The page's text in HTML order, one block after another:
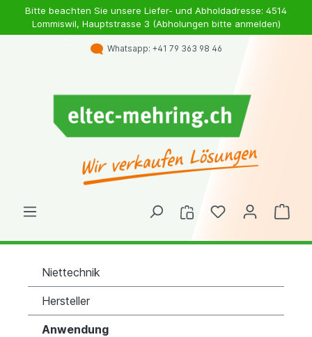
Bitte beachten Sie unsere Liefer- und Abholdadresse: 4514
Lommiswil, Hauptstrasse 3 (Abholungen bitte anmelden)
Whatsapp: +41 79 363 98 46
Niettechnik
Hersteller
Anwendung